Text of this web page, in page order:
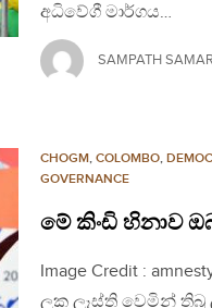
අධිවේගී මාර්ගය…
SAMPATH
CHOGM, COLOMBO,
GOVERNANCE
මේ කිංඩි හිනාව
Image Credit :
ලක ලෑස්ති වෙමින්